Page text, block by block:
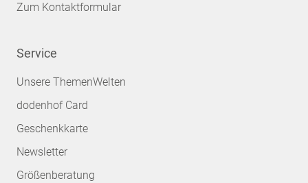
Zum Kontaktformular
Service
Unsere ThemenWelten
dodenhof Card
Geschenkkarte
Newsletter
Größenberatung